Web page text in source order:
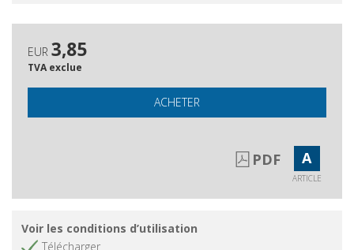
EUR 3,85
TVA exclue
ACHETER
PDF A
ARTICLE
Voir les conditions d’utilisation
Télécharger